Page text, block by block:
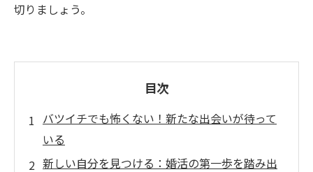
切りましょう。
目次
バツイチでも怖くない！新たな出会いが待って
いる
新しい自分を見つける：婚活の第一歩を踏み出